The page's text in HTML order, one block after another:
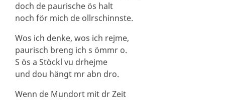
doch de paurische ös halt
noch för mich de ollrschinnste.
Wos ich denke, wos ich rejme,
paurisch breng ich s ömmr o.
S ös a Stöckl vu drhejme
und dou hängt mr abn dro.
Wenn de Mundort mit dr Zeit